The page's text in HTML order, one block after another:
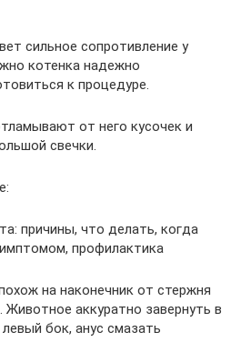
сильное сопротивление у
котенка надежно
к процедуре.
от него кусочек и
свечки.
причины, что делать, когда
профилактика
на наконечник от стержня
аккуратно завернуть в
бок, анус смазать